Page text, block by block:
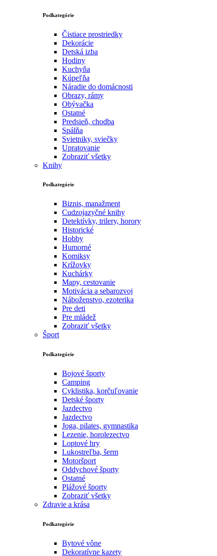
Podkategórie
Čistiace prostriedky
Dekorácie
Detská izba
Hodiny
Kuchyňa
Kúpeľňa
Náradie do domácnosti
Obrazy, rámy
Obývačka
Ostatné
Predsieň, chodba
Spálňa
Svietniky, sviečky
Upratovanie
Zobraziť všetky
Knihy
Podkategórie
Biznis, manažment
Cudzojazyčné knihy
Detektívky, trilery, horory
Historické
Hobby
Humorné
Komiksy
Krížovky
Kuchárky
Mapy, cestovanie
Motivácia a sebarozvoj
Náboženstvo, ezoterika
Pre deti
Pre mládež
Zobraziť všetky
Šport
Podkategórie
Bojové športy
Camping
Cyklistika, korčuľovanie
Detské športy
Jazdectvo
Jazdectvo
Joga, pilates, gymnastika
Lezenie, horolezectvo
Loptové hry
Lukostreľba, šerm
Motoršport‎
Oddychové športy
Ostatné
Plážové športy
Zobraziť všetky
Zdravie a krása
Podkategórie
Bytové vône
Dekoratívne kazety